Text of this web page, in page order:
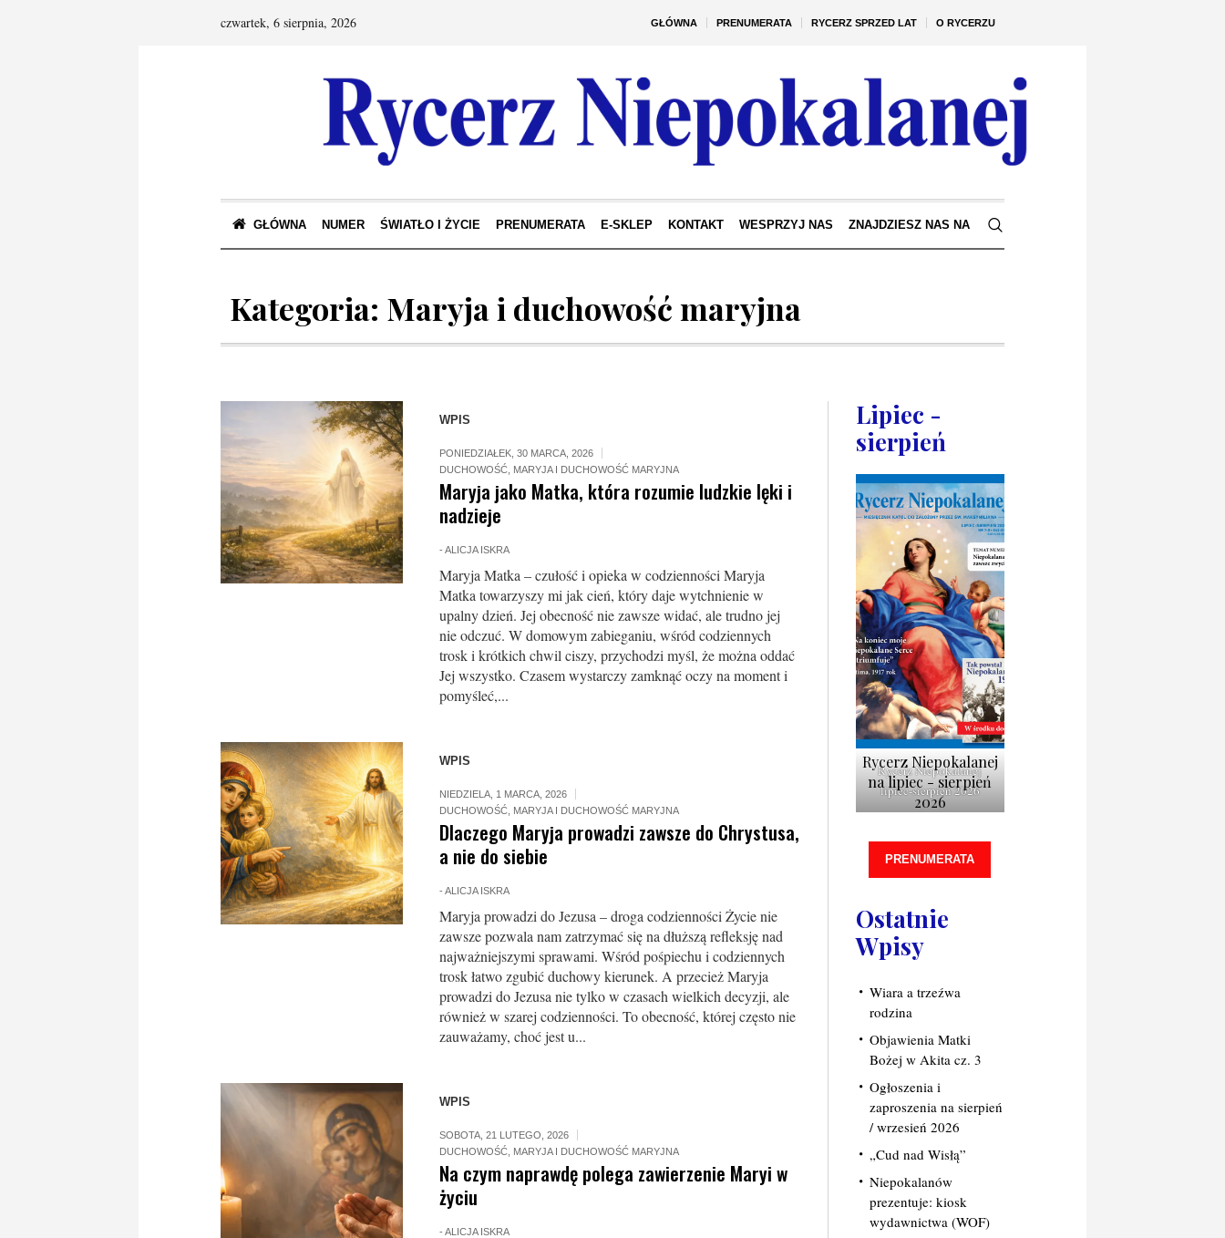
GŁÓWNA PRENUMERATA RYCERZ SPRZED LAT O RYCERZU
czwartek, 6 sierpnia, 2026
GŁÓWNA NUMER ŚWIATŁO I ŻYCIE PRENUMERATA E-SKLEP KONTAKT WESPRZYJ NAS ZNAJDZIESZ NAS NA
Kategoria: Maryja i duchowość maryjna
WPIS
PONIEDZIAŁEK, 30 MARCA, 2026
DUCHOWOŚĆ, MARYJA I DUCHOWOŚĆ MARYJNA
Maryja jako Matka, która rozumie ludzkie lęki i
nadzieje
- ALICJA ISKRA
Maryja Matka – czułość i opieka w codzienności Maryja
Matka towarzyszy mi jak cień, który daje wytchnienie w
upalny dzień. Jej obecność nie zawsze widać, ale trudno jej
nie odczuć. W domowym zabieganiu, wśród codziennych
trosk i krótkich chwil ciszy, przychodzi myśl, że można oddać
Jej wszystko. Czasem wystarczy zamknąć oczy na moment i
pomyśleć,...
WPIS
NIEDZIELA, 1 MARCA, 2026
DUCHOWOŚĆ, MARYJA I DUCHOWOŚĆ MARYJNA
Dlaczego Maryja prowadzi zawsze do Chrystusa,
a nie do siebie
- ALICJA ISKRA
Maryja prowadzi do Jezusa – droga codzienności Życie nie
zawsze pozwala nam zatrzymać się na dłuższą refleksję nad
najważniejszymi sprawami. Wśród pośpiechu i codziennych
trosk łatwo zgubić duchowy kierunek. A przecież Maryja
prowadzi do Jezusa nie tylko w czasach wielkich decyzji, ale
również w szarej codzienności. To obecność, której często nie
zauważamy, choć jest u...
WPIS
SOBOTA, 21 LUTEGO, 2026
DUCHOWOŚĆ, MARYJA I DUCHOWOŚĆ MARYJNA
Na czym naprawdę polega zawierzenie Maryi w
życiu
- ALICJA ISKRA
Lipiec -
sierpień
Rycerz Niepokalanej
lipiec-sierpień 2026
Rycerz Niepokalanej
na lipiec - sierpień
2026
PRENUMERATA
Ostatnie
Wpisy
Wiara a trzeźwa
rodzina
Objawienia Matki
Bożej w Akita cz. 3
Ogłoszenia i
zaproszenia na sierpień
/ wrzesień 2026
„Cud nad Wisłą”
Niepokalanów
prezentuje: kiosk
wydawnictwa (WOF)